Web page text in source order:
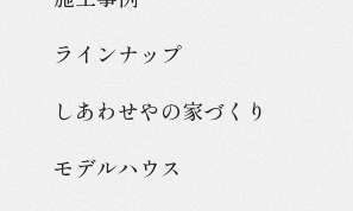
ラインナップ
しあわせやの家づくり
モデルハウス